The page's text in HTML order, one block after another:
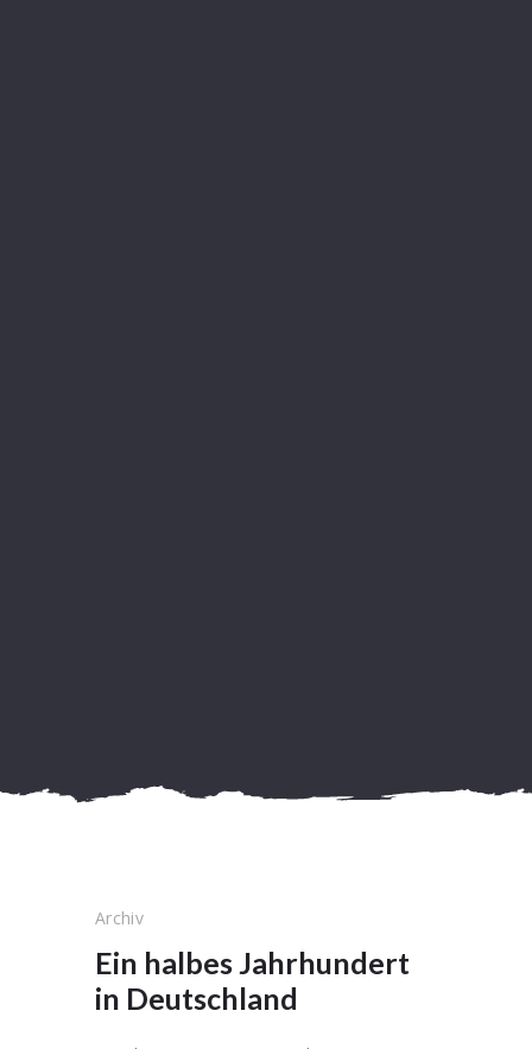
Archiv
Ein halbes Jahrhundert
in Deutschland